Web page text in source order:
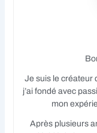
Je suis le créateur
j’ai fondé avec
mon
Après plusieurs